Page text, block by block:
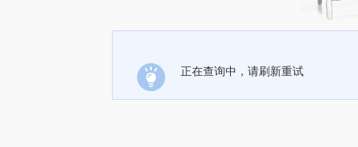
正在查询中，请刷新重试